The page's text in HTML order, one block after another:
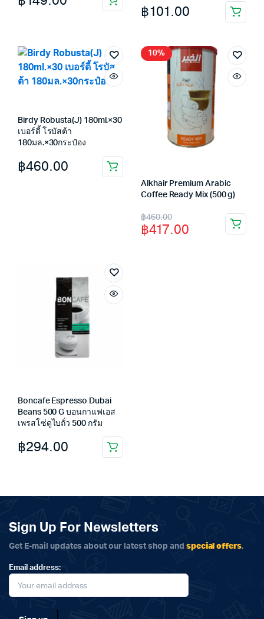
฿101.00
Birdy Robusta(J) 180ml.×30
เบอร์ดี้ โรบัสต้า
180มล.×30กระป๋อง
฿460.00
10%
Alkhair Premium Arabic
Coffee Ready Mix (500 g)
฿460.00
Original
price
฿417.00
Current
price
Boncafe Espresso Dubai
Beans 500 G บอนกาแฟเอส
เพรสโซ่ดูไบถั่ว 500 กรัม
฿294.00
Sign Up For Newsletters
Get E-mail updates about our latest shop and special offers.
Email address: